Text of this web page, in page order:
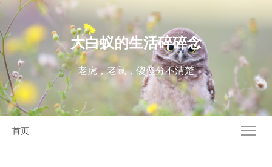
大白蚁的生活碎碎念
老虎，老鼠，傻傻分不清楚
首页